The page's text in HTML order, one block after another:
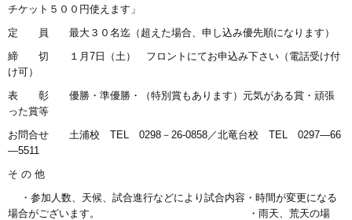
チケット５００円使えます」
定 員 最大３０名迄（超えた場合、申し込み優先順になります）
締 切 １月7日（土） フロントにてお申込み下さい（電話受け付
け可）
表 彰 優勝・準優勝・（特別賞もあります）元気がある賞・頑張
った賞等
お問合せ 土浦校 TEL 0298－26-0858／北竜台校 TEL 0297―66
―5511
そ の 他
・参加人数、天候、試合進行などにより試合内容・時間が変更になる
場合がございます。 ・雨天、荒天の場